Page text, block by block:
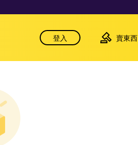
登入 賣東西